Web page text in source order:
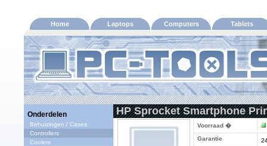
Home Laptops Computers Tablets
Onderdelen
Behuizingen / Cases
Controllers
Coolers
HP Sprocket Smartphone
Voorraad �
Garantie